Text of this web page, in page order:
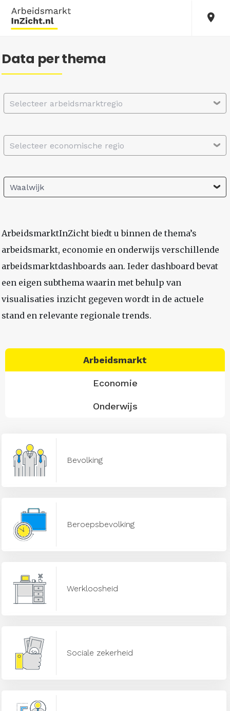
Data per thema
Selecteer arbeidsmarktregio
Selecteer economische regio
Waalwijk
ArbeidsmarktInZicht biedt u binnen de thema’s
arbeidsmarkt, economie en onderwijs verschillende
arbeidsmarktdashboards aan. Ieder dashboard bevat
een eigen subthema waarin met behulp van
visualisaties inzicht gegeven wordt in de actuele
stand en relevante regionale trends.
Arbeidsmarkt
Economie
Onderwijs
Bevolking
Beroepsbevolking
Werkloosheid
Sociale zekerheid